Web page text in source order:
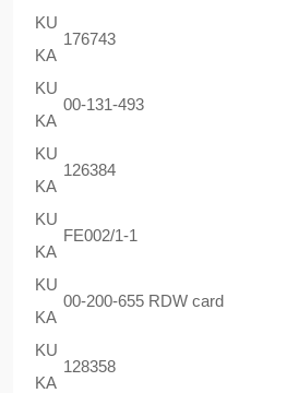
KU
KA
176743
KU
KA
00-131-493
KU
KA
126384
KU
KA
FE002/1-1
KU
KA
00-200-655 RDW card
KU
KA
128358